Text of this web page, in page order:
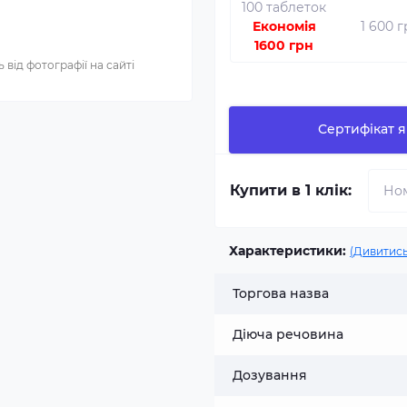
фотографії на сайті
100 таблеток
Економія
1600 грн
1 600
Сертифікат
Купити в 1 клік:
Характеристики:
Торгова назва
Діюча речовина
Дозування